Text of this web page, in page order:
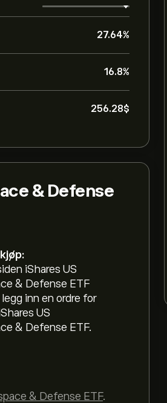
27.64%
16.8%
256.28‎$‎
& Defense
iShares US
& Defense ETF
legg inn en ordre for
US
& Defense ETF.
& Defense ETF.